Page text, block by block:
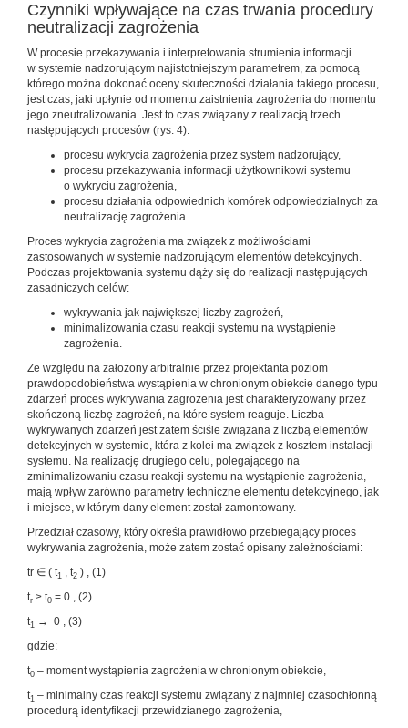
Czynniki wpływające na czas trwania procedury
neutralizacji zagrożenia
W procesie przekazywania i interpretowania strumienia informacji
w systemie nadzorującym najistotniejszym parametrem, za pomocą
którego można dokonać oceny skuteczności działania takiego procesu,
jest czas, jaki upłynie od momentu zaistnienia zagrożenia do momentu
jego zneutralizowania. Jest to czas związany z realizacją trzech
następujących procesów (rys. 4):
procesu wykrycia zagrożenia przez system nadzorujący,
procesu przekazywania informacji użytkownikowi systemu
o wykryciu zagrożenia,
procesu działania odpowiednich komórek odpowiedzialnych za
neutralizację zagrożenia.
Proces wykrycia zagrożenia ma związek z możliwościami
zastosowanych w systemie nadzorującym elementów detekcyjnych.
Podczas projektowania systemu dąży się do realizacji następujących
zasadniczych celów:
wykrywania jak największej liczby zagrożeń,
minimalizowania czasu reakcji systemu na wystąpienie
zagrożenia.
Ze względu na założony arbitralnie przez projektanta poziom
prawdopodobieństwa wystąpienia w chronionym obiekcie danego typu
zdarzeń proces wykrywania zagrożenia jest charakteryzowany przez
skończoną liczbę zagrożeń, na które system reaguje. Liczba
wykrywanych zdarzeń jest zatem ściśle związana z liczbą elementów
detekcyjnych w systemie, która z kolei ma związek z kosztem instalacji
systemu. Na realizację drugiego celu, polegającego na
zminimalizowaniu czasu reakcji systemu na wystąpienie zagrożenia,
mają wpływ zarówno parametry techniczne elementu detekcyjnego, jak
i miejsce, w którym dany element został zamontowany.
Przedział czasowy, który określa prawidłowo przebiegający proces
wykrywania zagrożenia, może zatem zostać opisany zależnościami:
tr ∈ ( t1 , t2 ) , (1)
tr ≥ t0 = 0 , (2)
t1
→ 0 , (3)
gdzie:
t0 – moment wystąpienia zagrożenia w chronionym obiekcie,
t1 – minimalny czas reakcji systemu związany z najmniej czasochłonną
procedurą identyfikacji przewidzianego zagrożenia,